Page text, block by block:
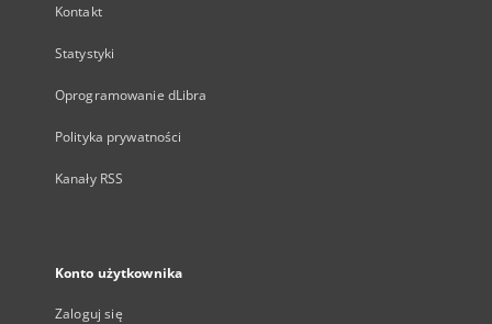
Kontakt
Statystyki
Oprogramowanie dLibra
Polityka prywatności
Kanały RSS
Konto użytkownika
Zaloguj się